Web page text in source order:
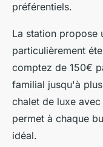
préférentiels.
La station propose
particulièrement
comptez de 150€
familial jusqu'à
chalet de luxe
permet à chaque
idéal.